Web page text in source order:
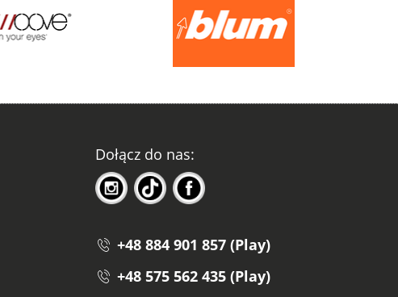
Dołącz do nas:
+48 884 901 857 (Play)
+48 575 562 435 (Play)